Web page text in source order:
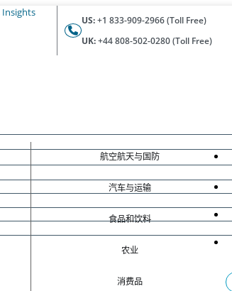
US:+1 833-909-2966 (Toll Free)
UK:+44 808-502-0280 (Toll Free)
航空航天与国防
汽车与运输
食品和饮料
农业
消费品